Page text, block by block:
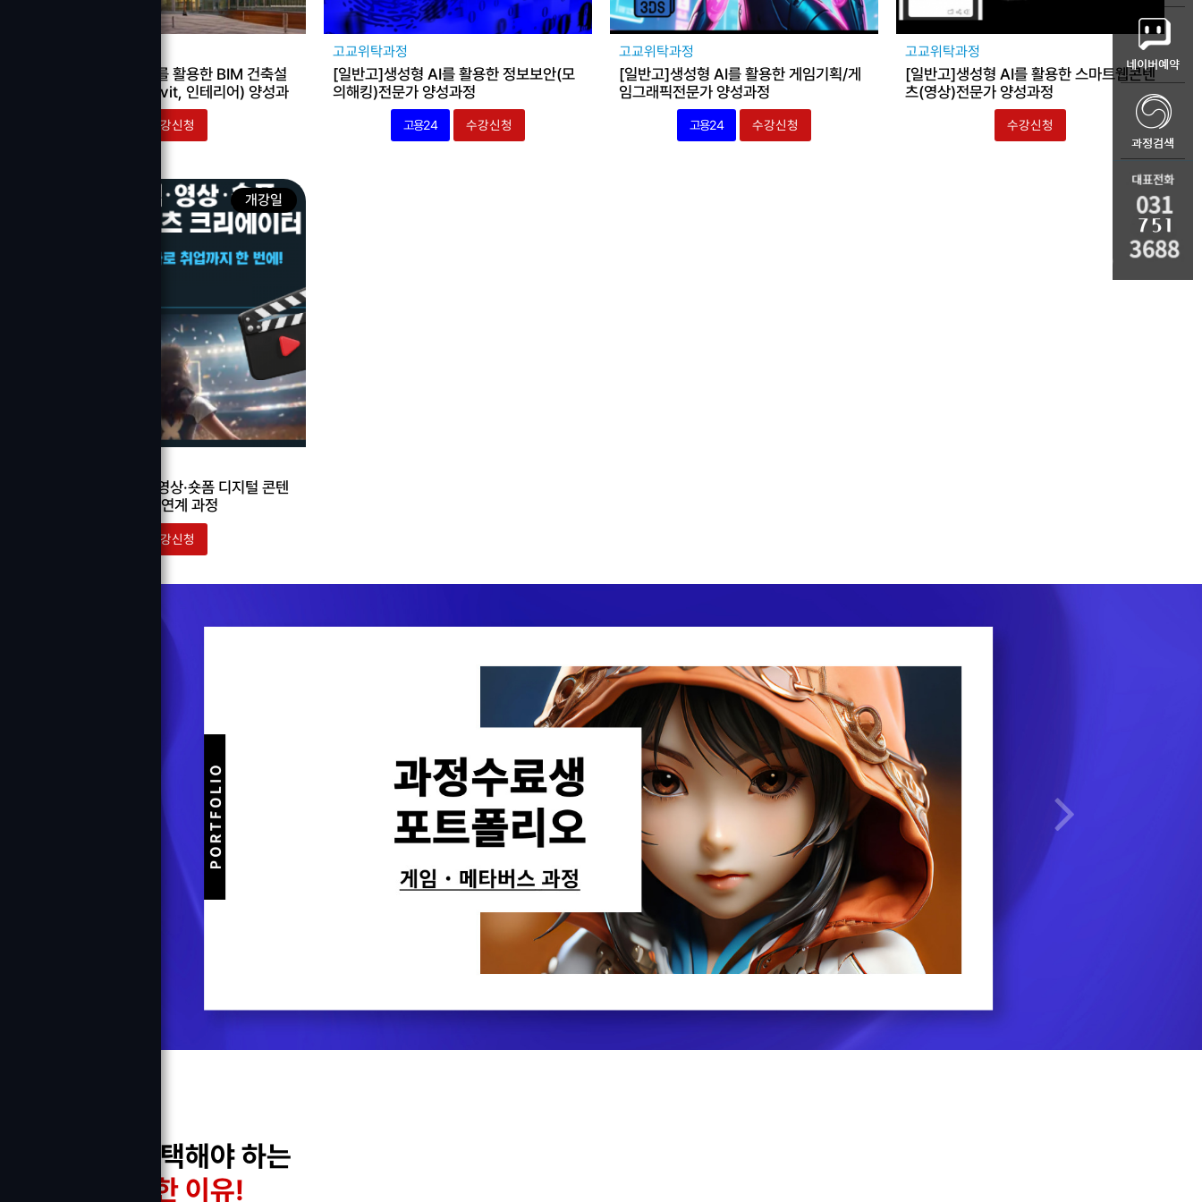
[일반고]생성형 AI를 활용한 BIM 건축설
계(Cad, Max, Revit, 인테리어) 양성과
수강신청
고교위탁과정
[일반고]생성형 AI를 활용한 정보보안(모
의해킹)전문가 양성과정
고용24 수강신청
고교위탁과정
[일반고]생성형 AI를 활용한 게임기획/게
임그래픽전문가 양성과정
고용24 수강신청
고교위탁과정
[일반고]생성형 AI를 활용한 스마트웹콘텐
츠(영상)전문가 양성과정
수강신청
(3학년)AI기반 웹·영상·숏폼 디지털 콘텐
츠 크리에이터 채용연계 과정
개강일
수강신청
두드림을 선택해야 하는
4가지 특별한 이유!